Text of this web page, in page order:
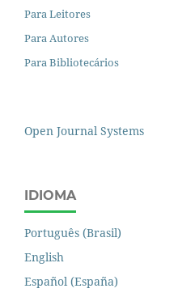
Para Leitores
Para Autores
Para Bibliotecários
Open Journal Systems
IDIOMA
Português (Brasil)
English
Español (España)